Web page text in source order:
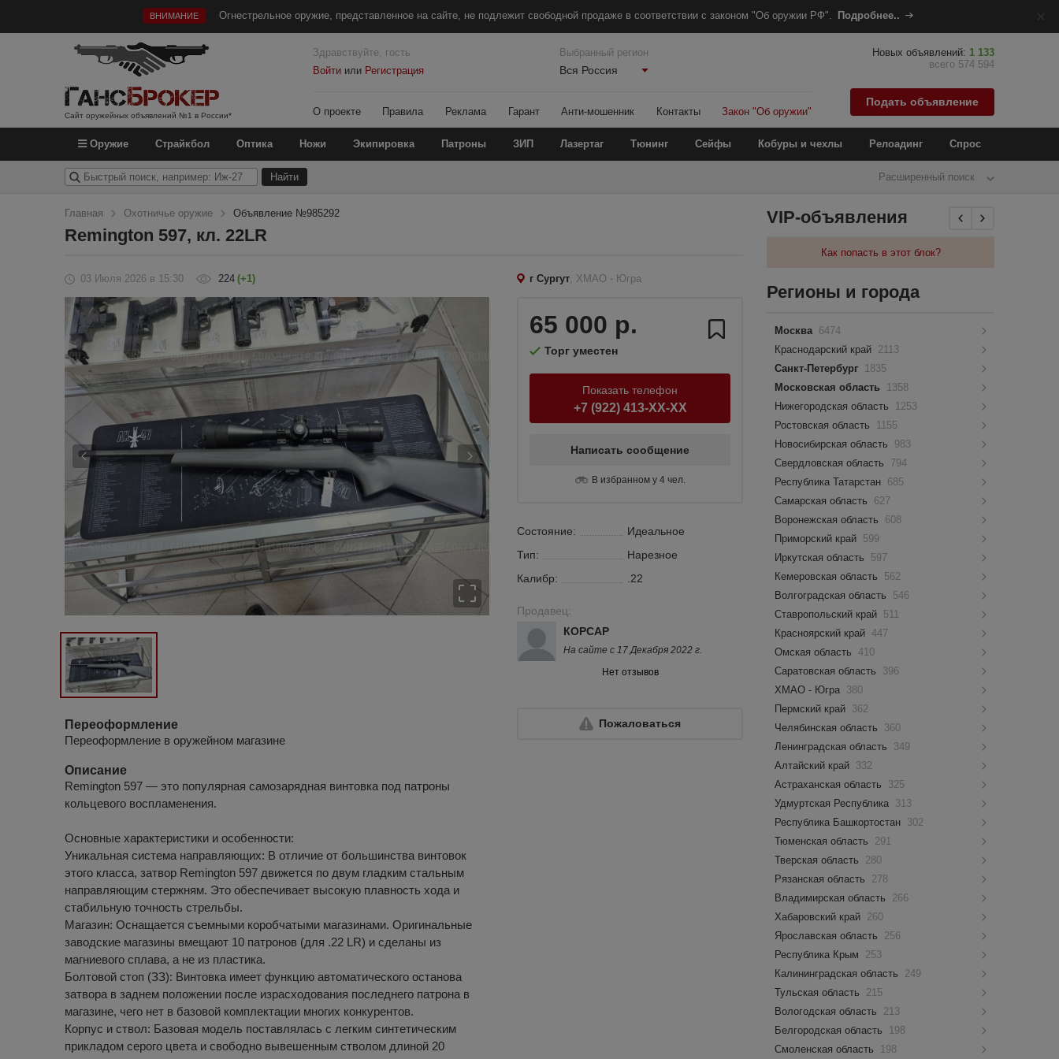
ВНИМАНИЕ Огнестрельное оружие, представленное на сайте, не подлежит свободной продаже в соответствии с законом "Об оружии РФ". Подробнее..
Сайт оружейных объявлений №1 в России*
Здравствуйте, гость
Войтиили Регистрация
Выбранный регион
Вся Россия
О проекте Правила Реклама Гарант Анти-мошенник Контакты Закон "Об оружии"
Новых объявлений: 1 133
всего 574 594
Подать объявление
Оружие Страйкбол Оптика Ножи Экипировка Патроны ЗИП Лазертаг Тюнинг Сейфы Кобуры и чехлы Релоадинг Спрос
Расширенный поиск
Главная Охотничье оружие Объявление №985292
Remington 597, кл. 22LR
03 Июля 2026 в 15:30 224 (+1) г Сургут, ХМАО - Югра
Переоформление
Переоформление в оружейном магазине
Описание
Remington 597 — это популярная самозарядная винтовка под патроны
кольцевого воспламенения.
Основные характеристики и особенности:
Уникальная система направляющих: В отличие от большинства винтовок
этого класса, затвор Remington 597 движется по двум гладким стальным
направляющим стержням. Это обеспечивает высокую плавность хода и
стабильную точность стрельбы.
Магазин: Оснащается съемными коробчатыми магазинами. Оригинальные
заводские магазины вмещают 10 патронов (для .22 LR) и сделаны из
магниевого сплава, а не из пластика.
Болтовой стоп (ЗЗ): Винтовка имеет функцию автоматического останова
затвора в заднем положении после израсходования последнего патрона в
магазине, чего нет в базовой комплектации многих конкурентов.
Корпус и ствол: Базовая модель поставлялась с легким синтетическим
прикладом серого цвета и свободно вывешенным стволом длиной 20
65 000 р.
Торг уместен
Показать телефон
+7 (922) 413-XX-XX
Написать сообщение
В избранном у 4 чел.
Состояние:
Идеальное
Тип:
Нарезное
Калибр:
.22
Продавец:
КОРСАР
На сайте с 17 Декабря 2022 г.
Нет отзывов
Пожаловаться
VIP-объявления
Как попасть в этот блок?
Регионы и города
Москва 6474
Краснодарский край 2113
Санкт-Петербург 1835
Московская область 1358
Нижегородская область
1253
Ростовская область
1155
Новосибирская область
983
Свердловская область
794
Республика Татарстан 685
Самарская область
627
Воронежская область
608
Приморский край 599
Иркутская область
597
Кемеровская область
562
Волгоградская область
546
Ставропольский край 511
Красноярский край 447
Омская область
410
Саратовская область
396
ХМАО - Югра 380
Пермский край 362
Челябинская область
360
Ленинградская область
349
Алтайский край 332
Астраханская область
325
Удмуртская Республика 313
Республика Башкортостан 302
Тюменская область
291
Тверская область
280
Рязанская область
278
Владимирская область
266
Хабаровский край 260
Ярославская область
256
Республика Крым
253
Калининградская область
249
Тульская область
215
Вологодская область
213
Белгородская область
198
Смоленская область
198